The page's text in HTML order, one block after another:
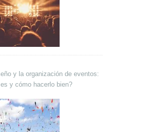
y la organización de eventos:
y cómo hacerlo bien?